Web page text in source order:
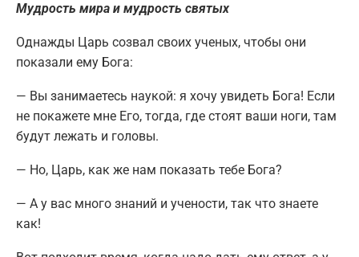
Мудрость мира и мудрость святых
Однажды Царь созвал своих ученых, чтобы они
показали ему Бога:
— Вы занимаетесь наукой: я хочу увидеть Бога! Если
не покажете мне Его, тогда, где стоят ваши ноги, там
будут лежать и головы.
— Но, Царь, как же нам показать тебе Бога?
— А у вас много знаний и учености, так что знаете
как!